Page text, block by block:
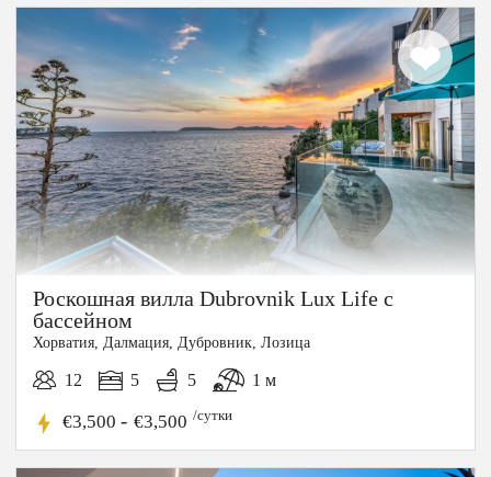
Роскошная вилла Dubrovnik Lux Life с
бассейном
Хорватия, Далмация, Дубровник, Лозица
12 5 5 1 м
€3,500 - €3,500 /сутки